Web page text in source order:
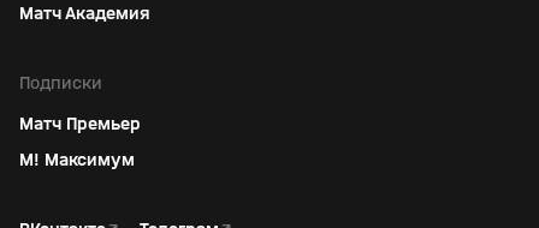
Матч Академия
Подписки
Матч Премьер
М! Максимум